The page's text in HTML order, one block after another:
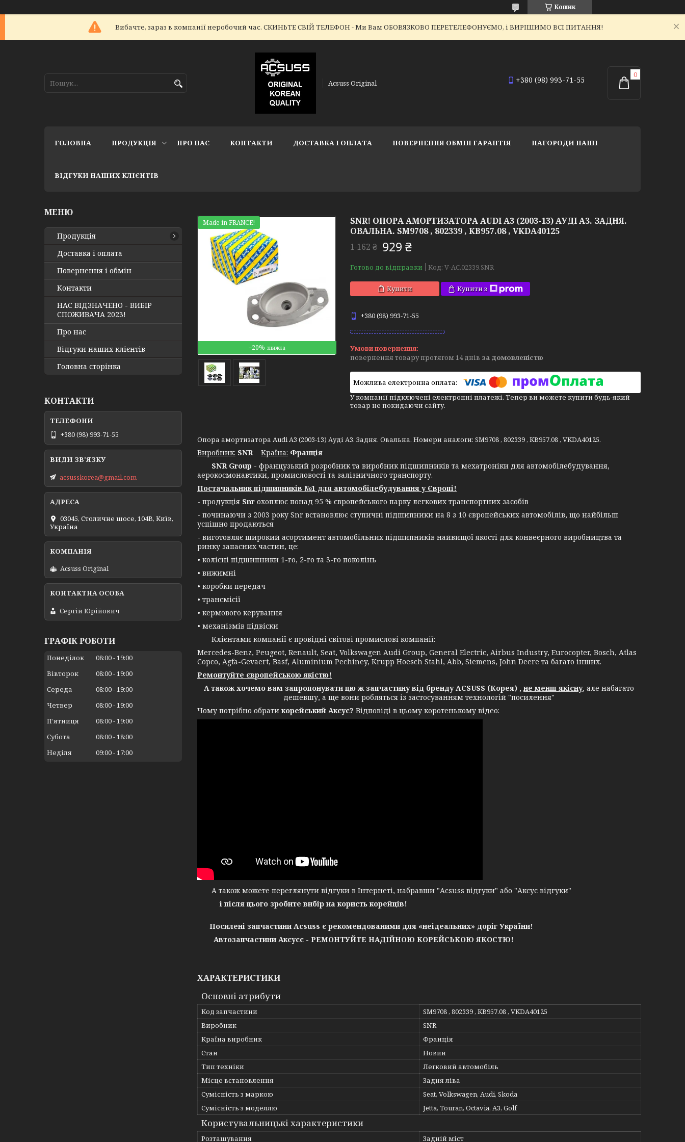
Кошик
Вибачте, зараз в компанії неробочий час. СКИНЬТЕ СВІЙ ТЕЛЕФОН - Ми Вам ОБОВЯЗКОВО ПЕРЕТЕЛЕФОНУЄМО, і ВИРІШИМО ВСІ ПИТАННЯ!
Acsuss Original +380 (98) 993-71-55
ГОЛОВНА ПРОДУКЦІЯ ПРО НАС КОНТАКТИ ДОСТАВКА І ОПЛАТА ПОВЕРНЕННЯ ОБМІН ГАРАНТІЯ НАГОРОДИ НАШІ
ВІДГУКИ НАШИХ КЛІЄНТІВ
–20%
Made in FRANCE!
SNR! ОПОРА АМОРТИЗАТОРА AUDI A3 (2003-13) АУДІ А3. ЗАДНЯ.
ОВАЛЬНА. SM9708 , 802339 , KB957.08 , VKDA40125
1 162 ₴ 929 ₴
Готово до відправки Код: V-AC.02339.SNR
Купити Купити з
+380 (98) 993-71-55
повернення товару протягом 14 днів за домовленістю
У компанії підключені електронні платежі. Тепер ви можете купити будь-який
товар не покидаючи сайту.
Опора амортизатора Audi A3 (2003-13) Ауді А3. Задня. Овальна. Номери аналоги: SM9708 , 802339 , KB957.08 , VKDA40125.
Виробник: SNR Крaїна: Франція
SNR Group - французький розробник та виробник підшипників та мехатроніки для автомобілебудування,
аерокосмонавтики, промисловості та залізничного транспорту.
Постачальник підшипників №1 для автомобілебудування у Європі!
- продукція Snr охоплює понад 95 % європейського парку легкових транспортних засобів
- починаючи з 2003 року Snr встановлює ступичні підшипники на 8 з 10 європейських автомобілів, що найбільш
успішно продаються
- виготовляє широкий асортимент автомобільних підшипників найвищої якості для конвеєрного виробництва та
ринку запасних частин, це:
• колісні підшипники 1-го, 2-го та 3-го поколінь
• вижимні
• коробки передач
• трансмісії
• кермового керування
• механізмів підвіски
Клієнтами компанії є провідні світові промислові компанії:
Mercedes-Benz, Peugeot, Renault, Seat, Volkswagen Audi Group, General Electric, Airbus Industry, Eurocopter, Bosch, Atlas
Copco, Agfa-Gevaert, Basf, Aluminium Pechiney, Krupp Hoesch Stahl, Abb, Siemens, John Deere та багато інших.
Ремонтуйте європейською якістю!
А також хочемо вам запропонувати цю ж запчастину від бренду ACSUSS (Корея) ,не менш якісну, але набагато
дешевшу, а ще вони робляться із застосуванням технологій "посилення"
Чому потрібно обратикорейський Аксус? Відповіді в цьому коротенькому відео:
А також можете переглянути відгуки в Інтернеті, набравши "Acsuss відгуки" або "Аксус відгуки"
і після цього зробите вибір на користь корейців!
Посилені запчастини Acsuss є рекомендованими для «неідеальних» доріг України!
Автозапчастини Аксусс - РЕМОНТУЙТЕ НАДІЙНОЮ КОРЕЙСЬКОЮ ЯКОСТЮ!
ХАРАКТЕРИСТИКИ
Основні атрибути
Код запчастини
SM9708 , 802339 , KB957.08 , VKDA40125
Виробник
SNR
Країна виробник
Франція
Стан
Новий
Тип техніки
Легковий автомобіль
Місце встановлення
Задня ліва
Сумісність з маркою
Seat, Volkswagen, Audi, Skoda
Сумісність з моделлю
Jetta, Touran, Octavia, A3, Golf
Користувальницькі характеристики
Розташування Задній міст
Продукція
Доставка і оплата
Повернення і обмін
Контакти
НАС ВІДЗНАЧЕНО - ВИБІР
СПОЖИВАЧА 2023!
Про нас
Відгуки наших клієнтів
Головна сторінка
КОНТАКТИ
+380 (98) 993-71-55
acsusskorea@gmail.com
03045, Столичне шосе, 104B, Київ,
Україна
Acsuss Original
Сергій Юрійович
ГРАФІК РОБОТИ
Понеділок 08:00 19:00
Вівторок
08:00 19:00
Середа
08:00 19:00
Четвер
08:00 19:00
Пʼятниця
08:00 19:00
Субота
08:00 18:00
Неділя
09:00 17:00